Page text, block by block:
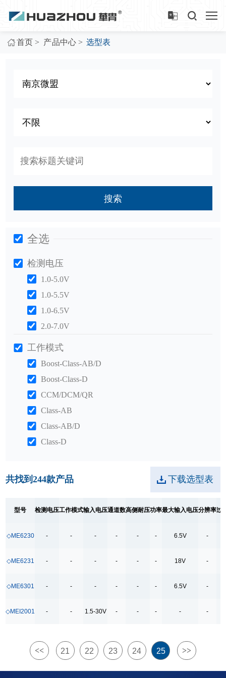
首页 > 产品中心 > 选型表
搜索
全选
检测电压
1.0-5.0V
1.0-5.5V
1.0-6.5V
2.0-7.0V
工作模式
Boost-Class-AB/D
Boost-Class-D
CCM/DCM/QR
Class-AB
Class-AB/D
Class-D
DFP/DRP/UFP
0.7-6.0V
0.9-6V
14-22V
共找到244款产品 下载选型表
型号 检测电压工作模式输入电压通道数高侧耐压功率最大输入电压分辨率过
◇ME6230 - - - - - - 6.5V -
◇ME6231 - - - - - - 18V -
◇ME6301 - - - - - - 6.5V -
◇MEI2001 - - 1.5-30V - - - - -
<< 21 22 23 24 25 >>